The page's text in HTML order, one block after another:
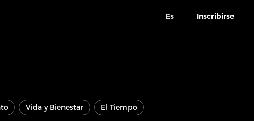
Es Inscribirse
Vida y Bienestar El Tiempo